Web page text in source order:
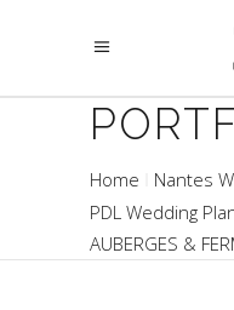
Home
Nantes
PDL Wedding
AUBERGES &